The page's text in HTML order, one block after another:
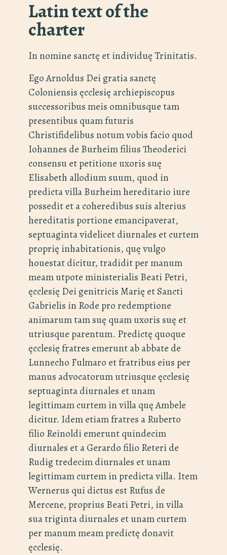
Latin text of the
charter
In nomine sanctę et individuę Trinitatis.
Ego Arnoldus Dei gratia sanctę
Coloniensis ęcclesię archiepiscopus
successoribus meis omnibusque tam
presentibus quam futuris
Christifidelibus notum vobis facio quod
Iohannes de Burheim filius Theoderici
consensu et petitione uxoris suę
Elisabeth allodium suum, quod in
predicta villa Burheim hereditario iure
possedit et a coheredibus suis alterius
hereditatis portione emancipaverat,
septuaginta videlicet diurnales et curtem
proprię inhabitationis, quę vulgo
houestat dicitur, tradidit per manum
meam utpote ministerialis Beati Petri,
ęcclesię Dei genitricis Marię et Sancti
Gabrielis in Rode pro redemptione
animarum tam suę quam uxoris suę et
utriusque parentum. Predictę quoque
ęcclesię fratres emerunt ab abbate de
Lunnecho Fulmaro et fratribus eius per
manus advocatorum utriusque ęcclesię
septuaginta diurnales et unam
legittimam curtem in villa quę Ambele
dicitur. Idem etiam fratres a Ruberto
filio Reinoldi emerunt quindecim
diurnales et a Gerardo filio Reteri de
Rudig tredecim diurnales et unam
legittimam curtem in predicta villa. Item
Wernerus qui dictus est Rufus de
Mercene, proprius Beati Petri, in villa
sua triginta diurnales et unam curtem
per manum meam predictę donavit
ęcclesię.